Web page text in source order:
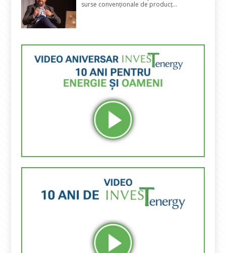
surse convenționale de producț...